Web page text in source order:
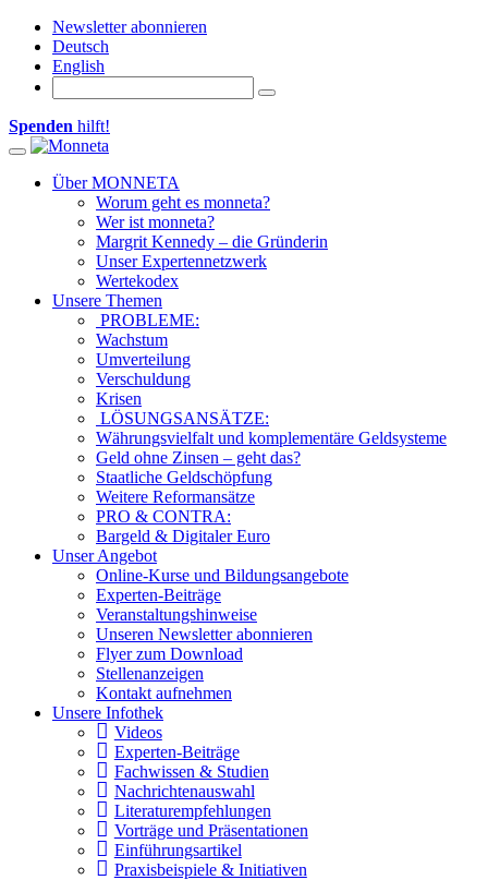
Newsletter abonnieren
Deutsch
English
Spenden hilft!
Toggle navigation
Über MONNETA
Worum geht es monneta?
Wer ist monneta?
Margrit Kennedy – die Gründerin
Unser Expertennetzwerk
Wertekodex
Unsere Themen
PROBLEME:
Wachstum
Umverteilung
Verschuldung
Krisen
LÖSUNGSANSÄTZE:
Währungsvielfalt und komplementäre Geldsysteme
Geld ohne Zinsen – geht das?
Staatliche Geldschöpfung
Weitere Reformansätze
PRO & CONTRA:
Bargeld & Digitaler Euro
Unser Angebot
Online-Kurse und Bildungsangebote
Experten-Beiträge
Veranstaltungshinweise
Unseren Newsletter abonnieren
Flyer zum Download
Stellenanzeigen
Kontakt aufnehmen
Unsere Infothek
Videos
Experten-Beiträge
Fachwissen & Studien
Nachrichtenauswahl
Literaturempfehlungen
Vorträge und Präsentationen
Einführungsartikel
Praxisbeispiele & Initiativen